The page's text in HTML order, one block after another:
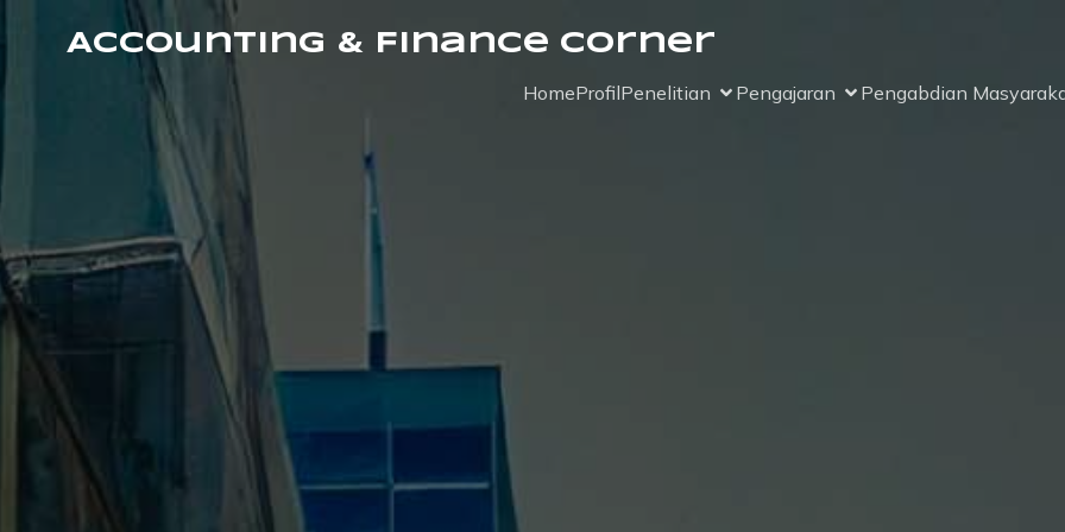
Accounting & Finance Corner
HomeProfilPenelitian Pengajaran Pengabdian